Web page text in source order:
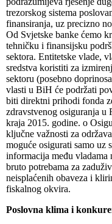
trezorskog sistema
finansiranja, uz precizno
Od Svjetske banke ćemo
tehničku i finansijsku
sektora. Entitetske vlade,
sredstva koristiti za
sektoru (posebno
vlasti u BiH će podržati
biti direktni prihodi fonda
zdravstvenog osiguranja
kraja 2015. godine. o
ključne važnosti za
moguće osigurati samo uz
informacija među
bruto potrebama za
neisplaćenih obaveza i
fiskalnog okvira.
Poslovna klima i